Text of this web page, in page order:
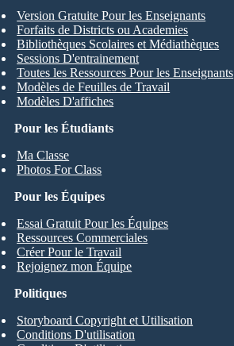
Pour les Étudiants
Ma Classe
Photos For Class
Version Gratuite Pour les Enseignants
Forfaits de Districts ou Academies
Bibliothèques Scolaires et Médiathèques
Sessions D'entrainement
Toutes les Ressources Pour les Enseignants
Modèles de Feuilles de Travail
Modèles D'affiches
Pour les Équipes
Essai Gratuit Pour les Équipes
Ressources Commerciales
Créer Pour le Travail
Rejoignez mon Équipe
Politiques
Storyboard Copyright et Utilisation
Conditions D'utilisation